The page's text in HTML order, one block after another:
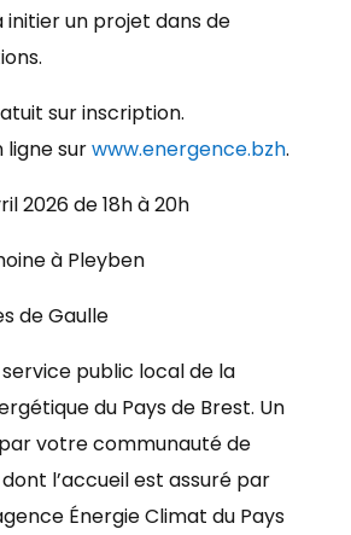
initier un projet dans de
sur inscription.
ligne surwww.energence.bzh.
2026 de 18h à 20h
à Pleyben
de Gaulle
public local de la
du Pays de Brest. Un
votre communauté de
l’accueil est assuré par
Énergie Climat du Pays